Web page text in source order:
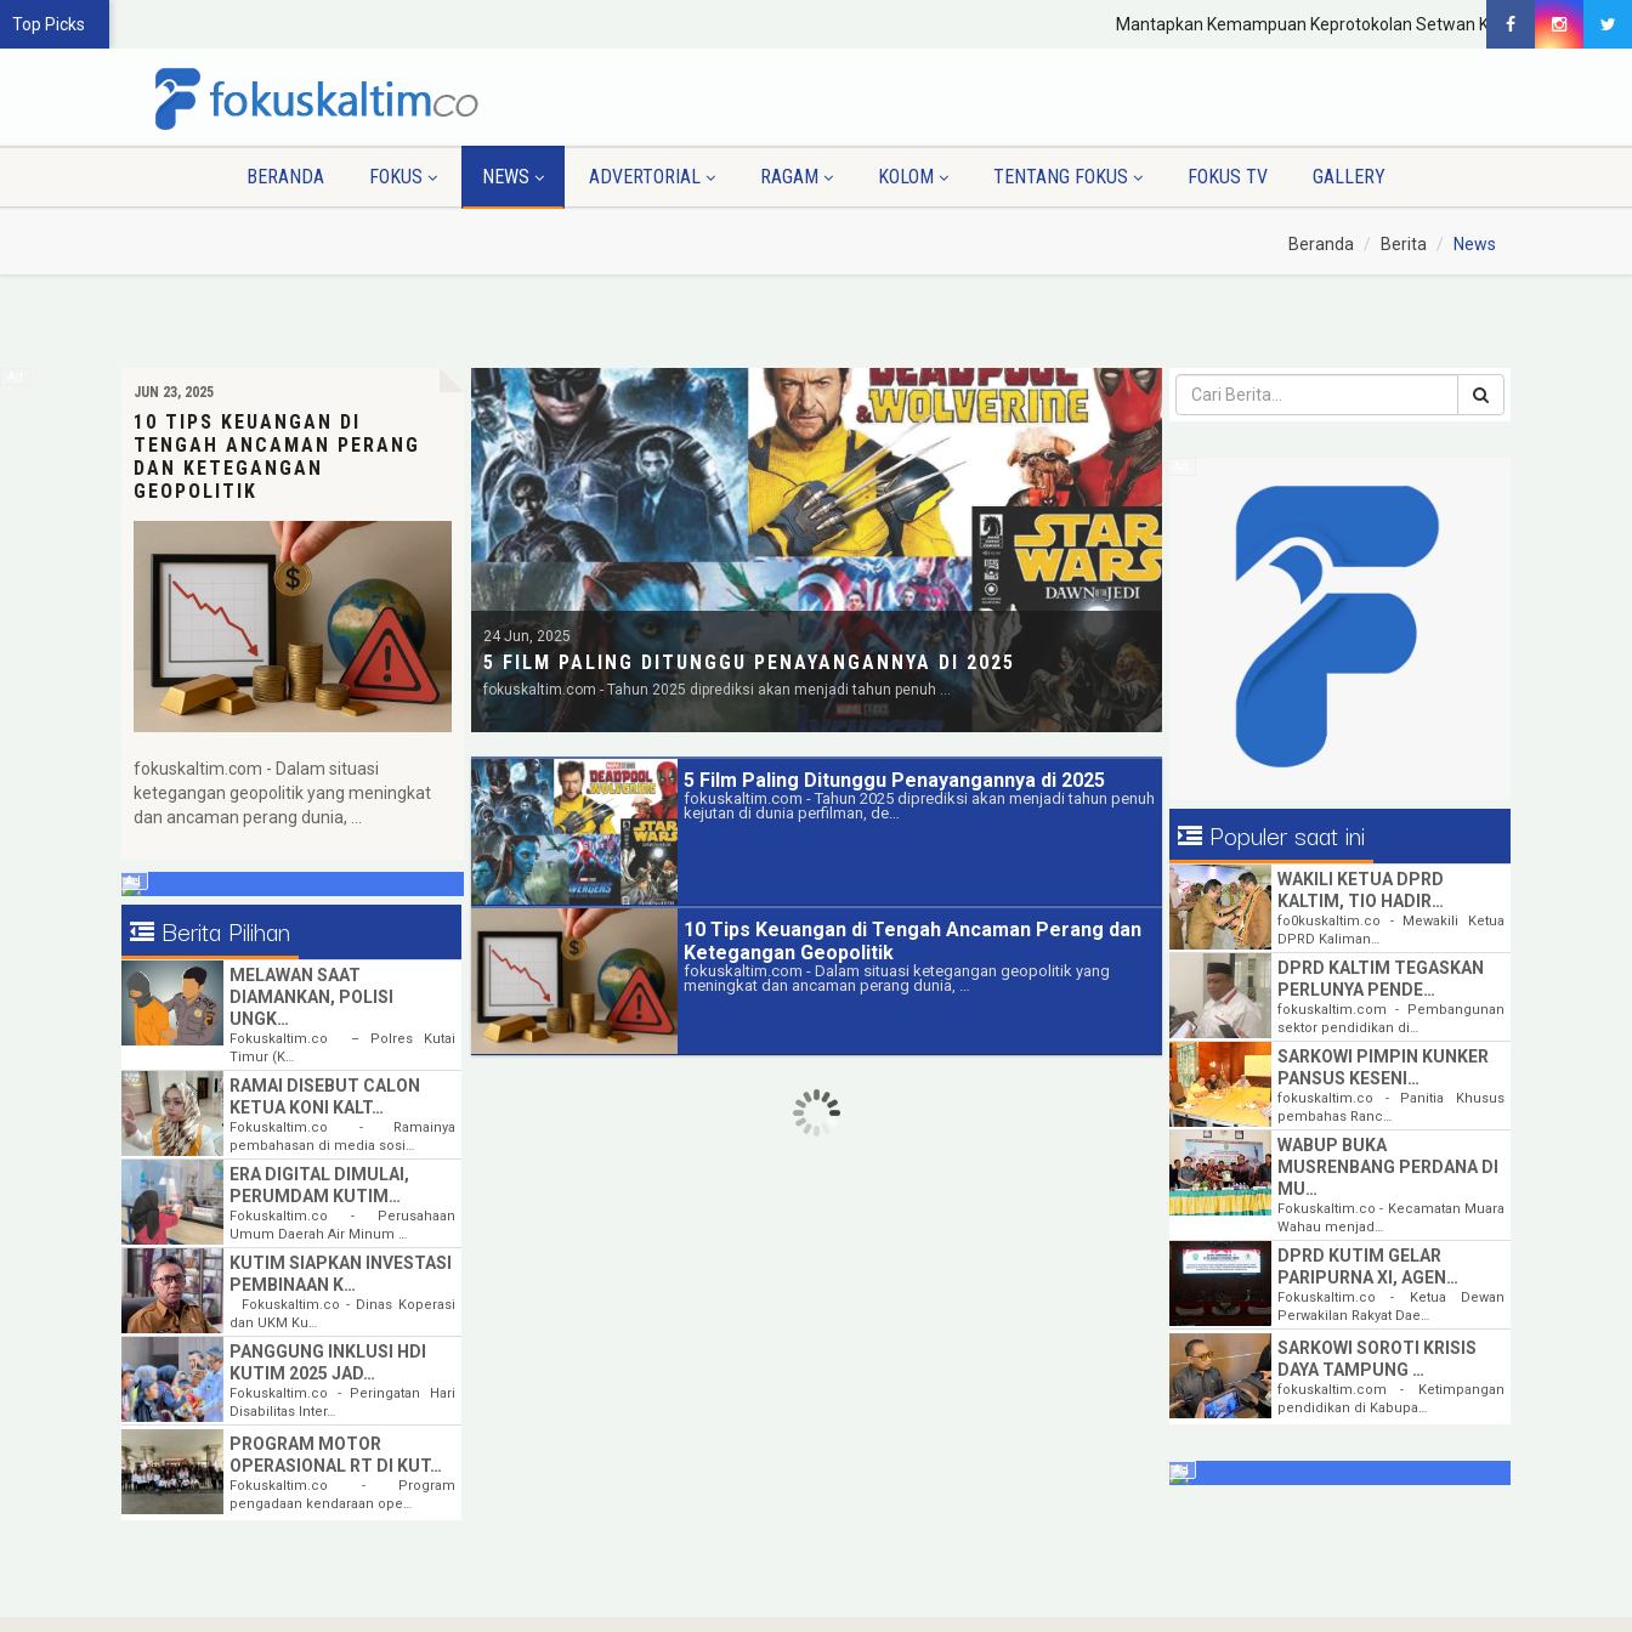
Top Picks Mantapkan Kemampuan Keprotokolan Setwan Kutim Tingkatkan
BERANDA FOKUS NEWS ADVERTORIAL RAGAM KOLOM TENTANG FOKUS FOKUS TV GALLERY
Beranda Berita News
JUN 23, 2025
10 TIPS KEUANGAN DI
TENGAH ANCAMAN PERANG
DAN KETEGANGAN
GEOPOLITIK
fokuskaltim.com - Dalam situasi
ketegangan geopolitik yang meningkat
dan ancaman perang dunia, …
Berita Pilihan
MELAWAN SAAT
DIAMANKAN, POLISI
UNGK…
Fokuskaltim.co – Polres Kutai
Timur (K…
RAMAI DISEBUT CALON
KETUA KONI KALT…
Fokuskaltim.co - Ramainya
pembahasan di media sosi…
ERA DIGITAL DIMULAI,
PERUMDAM KUTIM…
Fokuskaltim.co - Perusahaan
Umum Daerah Air Minum …
KUTIM SIAPKAN INVESTASI
PEMBINAAN K…
Fokuskaltim.co - Dinas Koperasi
dan UKM Ku…
PANGGUNG INKLUSI HDI
KUTIM 2025 JAD…
Fokuskaltim.co - Peringatan Hari
Disabilitas Inter…
PROGRAM MOTOR
OPERASIONAL RT DI KUT…
Fokuskaltim.co - Program
pengadaan kendaraan ope…
24 Jun, 2025
5 FILM PALING DITUNGGU PENAYANGANNYA DI 2025
fokuskaltim.com - Tahun 2025 diprediksi akan menjadi tahun penuh …
5 Film Paling Ditunggu Penayangannya di 2025
fokuskaltim.com - Tahun 2025 diprediksi akan menjadi tahun penuh
kejutan di dunia perfilman, de…
10 Tips Keuangan di Tengah Ancaman Perang dan
Ketegangan Geopolitik
fokuskaltim.com - Dalam situasi ketegangan geopolitik yang
meningkat dan ancaman perang dunia, …
Populer saat ini
WAKILI KETUA DPRD
KALTIM, TIO HADIR…
fo0kuskaltim.co - Mewakili Ketua
DPRD Kaliman…
DPRD KALTIM TEGASKAN
PERLUNYA PENDE…
fokuskaltim.com - Pembangunan
sektor pendidikan di…
SARKOWI PIMPIN KUNKER
PANSUS KESENI…
fokuskaltim.co - Panitia Khusus
pembahas Ranc…
WABUP BUKA
MUSRENBANG PERDANA DI
MU…
Fokuskaltim.co - Kecamatan Muara
Wahau menjad…
DPRD KUTIM GELAR
PARIPURNA XI, AGEN…
Fokuskaltim.co - Ketua Dewan
Perwakilan Rakyat Dae…
SARKOWI SOROTI KRISIS
DAYA TAMPUNG …
fokuskaltim.com - Ketimpangan
pendidikan di Kabupa…